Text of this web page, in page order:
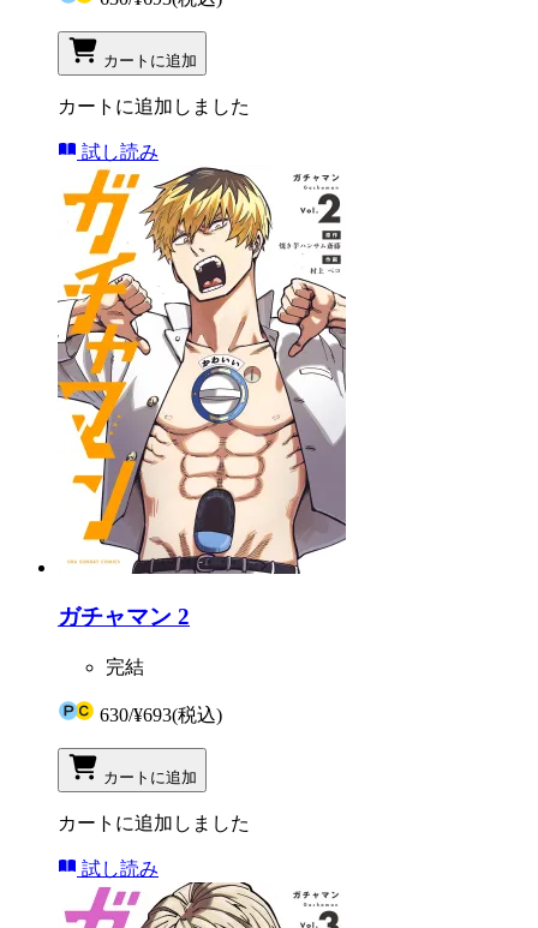
カートに追加
カートに追加しました
試し読み
ガチャマン 2
完結
630/¥693(税込)
カートに追加
カートに追加しました
試し読み